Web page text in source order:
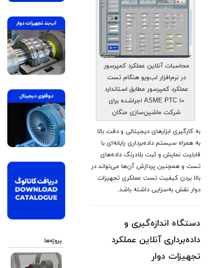
محاسبات آنلاین عملکرد کمپرسور
در نرم‌افزار لب‌ویو هنگام تست
عملکرد کمپرسور مطابق استاندارد
ASME PTC ۱۰ اجراشده برای
شرکت ماشین‌سازی منگان
به کارگیری ابزارهای دیجیتالی و دقت بالا
به همراه سیستم داده‌برداری رایانه‌ای با
قابلیت نمایش و ثبت بلادرنگ داده‌های
تست و همچنین پردازش آن‌ها می‌تواند در
بالا بردن کیفیت تست عملکری تجهیزات
دوار نقش به‌سزایی داشته باشد.
دستگاه اندازه‌گیری و
داده‌برداری آنلاین عملکرد
تجهیزات دوار
پروژه‌ها